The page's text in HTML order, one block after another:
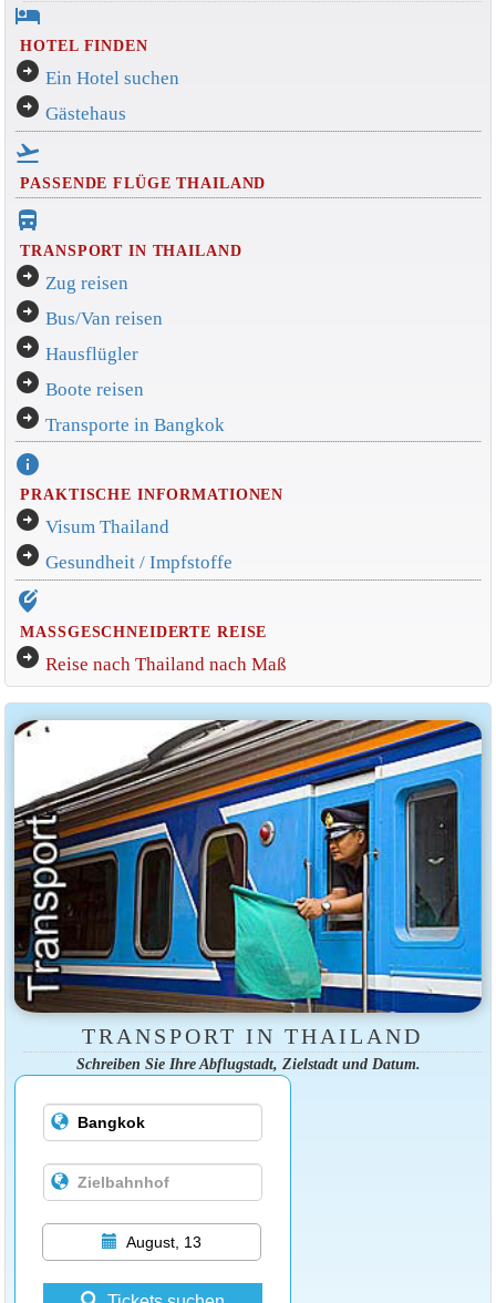
hotel
HOTEL FINDEN
arrow_circle_right Ein Hotel suchen
arrow_circle_right Gästehaus
flight_takeoff
PASSENDE FLÜGE THAILAND
directions_bus_filled
TRANSPORT IN THAILAND
arrow_circle_right Zug reisen
arrow_circle_right Bus/Van reisen
arrow_circle_right Hausflügler
arrow_circle_right Boote reisen
arrow_circle_right Transporte in Bangkok
info
PRAKTISCHE INFORMATIONEN
arrow_circle_right Visum Thailand
arrow_circle_right Gesundheit / Impfstoffe
edit_location_alt
MASSGESCHNEIDERTE REISE
arrow_circle_right Reise nach Thailand nach Maß
TRANSPORT IN THAILAND
Schreiben Sie Ihre Abflugstadt, Zielstadt und Datum.
August, 13